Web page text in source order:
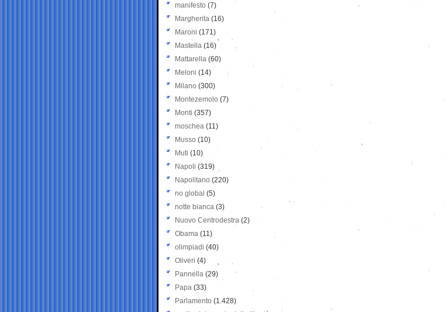
manifesto (7)
Margherita (16)
Maroni (171)
Mastella (16)
Mattarella (60)
Meloni (14)
Milano (300)
Montezemolo (7)
Monti (357)
moschea (11)
Musso (10)
Muti (10)
Napoli (319)
Napolitano (220)
no global (5)
notte bianca (3)
Nuovo Centrodestra (2)
Obama (11)
olimpiadi (40)
Oliveri (4)
Pannella (29)
Papa (33)
Parlamento (1.428)